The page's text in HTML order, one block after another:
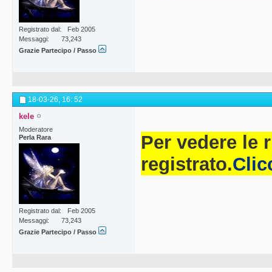
dovranno
commento al
2020, e
fotografie
Registrato dal
Feb 2005
Messaggi
73,243
Grazie Partecipo / Passo
18-03-26, 16: 52
kele
Moderatore
Perla Rara
Registrato dal
Feb 2005
Messaggi
73,243
Grazie Partecipo / Passo
Per vedere le
registrato.